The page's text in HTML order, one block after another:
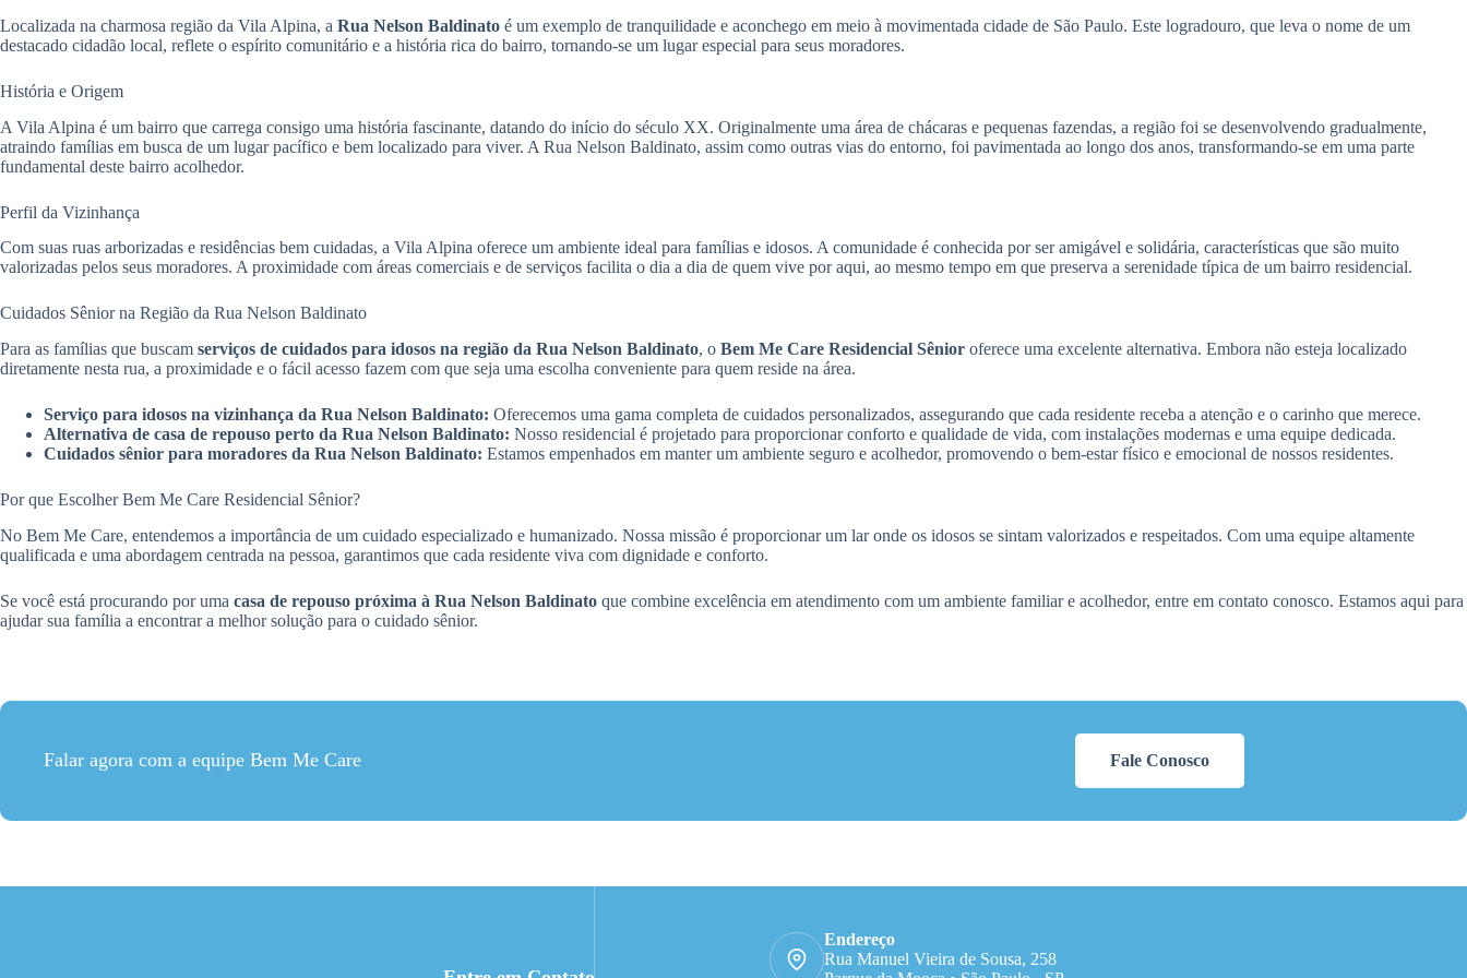
Localizada na charmosa região da Vila Alpina, a Rua Nelson Baldinato é um exemplo de tranquilidade e aconchego em meio à movimentada cidade de São Paulo. Este logradouro, que leva o nome de um
destacado cidadão local, reflete o espírito comunitário e a história rica do bairro, tornando-se um lugar especial para seus moradores.
História e Origem
A Vila Alpina é um bairro que carrega consigo uma história fascinante, datando do início do século XX. Originalmente uma área de chácaras e pequenas fazendas, a região foi se desenvolvendo gradualmente,
atraindo famílias em busca de um lugar pacífico e bem localizado para viver. A Rua Nelson Baldinato, assim como outras vias do entorno, foi pavimentada ao longo dos anos, transformando-se em uma parte
fundamental deste bairro acolhedor.
Perfil da Vizinhança
Com suas ruas arborizadas e residências bem cuidadas, a Vila Alpina oferece um ambiente ideal para famílias e idosos. A comunidade é conhecida por ser amigável e solidária, características que são muito
valorizadas pelos seus moradores. A proximidade com áreas comerciais e de serviços facilita o dia a dia de quem vive por aqui, ao mesmo tempo em que preserva a serenidade típica de um bairro residencial.
Cuidados Sênior na Região da Rua Nelson Baldinato
Para as famílias que buscam serviços de cuidados para idosos na região da Rua Nelson Baldinato, o Bem Me Care Residencial Sênior oferece uma excelente alternativa. Embora não esteja localizado
diretamente nesta rua, a proximidade e o fácil acesso fazem com que seja uma escolha conveniente para quem reside na área.
Serviço para idosos na vizinhança da Rua Nelson Baldinato: Oferecemos uma gama completa de cuidados personalizados, assegurando que cada residente receba a atenção e o carinho que merece.
Alternativa de casa de repouso perto da Rua Nelson Baldinato: Nosso residencial é projetado para proporcionar conforto e qualidade de vida, com instalações modernas e uma equipe dedicada.
Cuidados sênior para moradores da Rua Nelson Baldinato: Estamos empenhados em manter um ambiente seguro e acolhedor, promovendo o bem-estar físico e emocional de nossos residentes.
Por que Escolher Bem Me Care Residencial Sênior?
No Bem Me Care, entendemos a importância de um cuidado especializado e humanizado. Nossa missão é proporcionar um lar onde os idosos se sintam valorizados e respeitados. Com uma equipe altamente
qualificada e uma abordagem centrada na pessoa, garantimos que cada residente viva com dignidade e conforto.
Se você está procurando por uma casa de repouso próxima à Rua Nelson Baldinato que combine excelência em atendimento com um ambiente familiar e acolhedor, entre em contato conosco. Estamos aqui para
ajudar sua família a encontrar a melhor solução para o cuidado sênior.
Falar agora com a equipe Bem Me Care Fale Conosco
Endereço
Rua Manuel Vieira de Sousa, 258